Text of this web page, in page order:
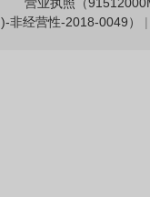
非经营性-2018-0049）